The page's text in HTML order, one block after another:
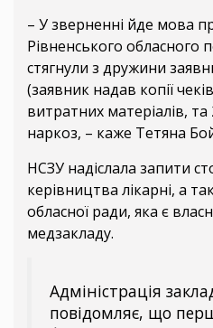
– У зверненні йде мова
Рівненського обласного
стягнули з дружини
(заявник надав копії
витратних матеріалів,
наркоз, – каже Тетяна
НСЗУ надіслала запити
керівництва лікарні, а
обласної ради, яка є
медзакладу.
Адміністрація
повідомляє, що